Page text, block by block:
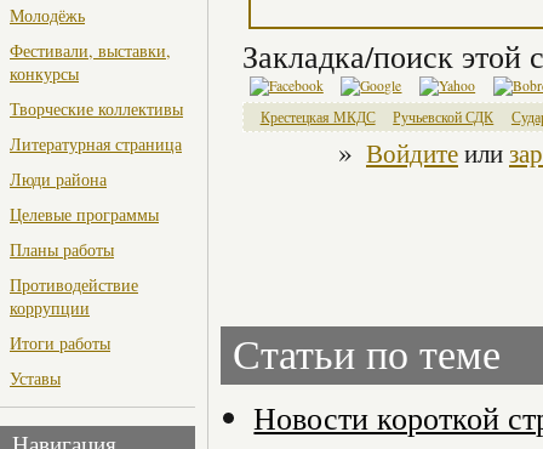
Молодёжь
Фестивали, выставки,
конкурсы
Творческие коллективы
Литературная страница
Люди района
Целевые программы
Планы работы
Противодействие
коррупции
Итоги работы
Уставы
Закладка/поиск этой
Крестецкая МКДС Ручьевской СДК
» Войдитеили
Статьи по теме
Новости короткой